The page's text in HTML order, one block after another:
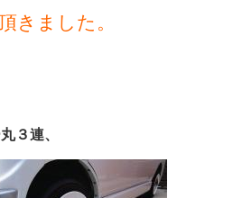
きました。
３連、